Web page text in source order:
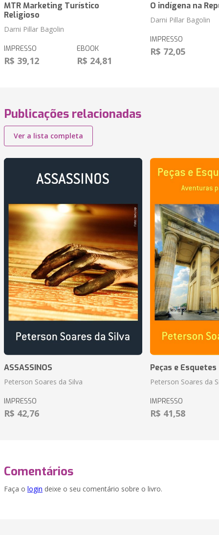
MTR Marketing Turístico
Religioso
Darni Pillar Bagolin
IMPRESSO
R$ 39,12
EBOOK
R$ 24,81
O indígena na
Darni Pillar Bagolin
IMPRESSO
R$ 72,05
Publicações relacionadas
Ver a lista completa
ASSASSINOS
Peterson Soares da Silva
IMPRESSO
R$ 42,76
Peças e
Peterson Soares da
IMPRESSO
R$ 41,58
Comentários
Faça o login deixe o seu comentário sobre o livro.